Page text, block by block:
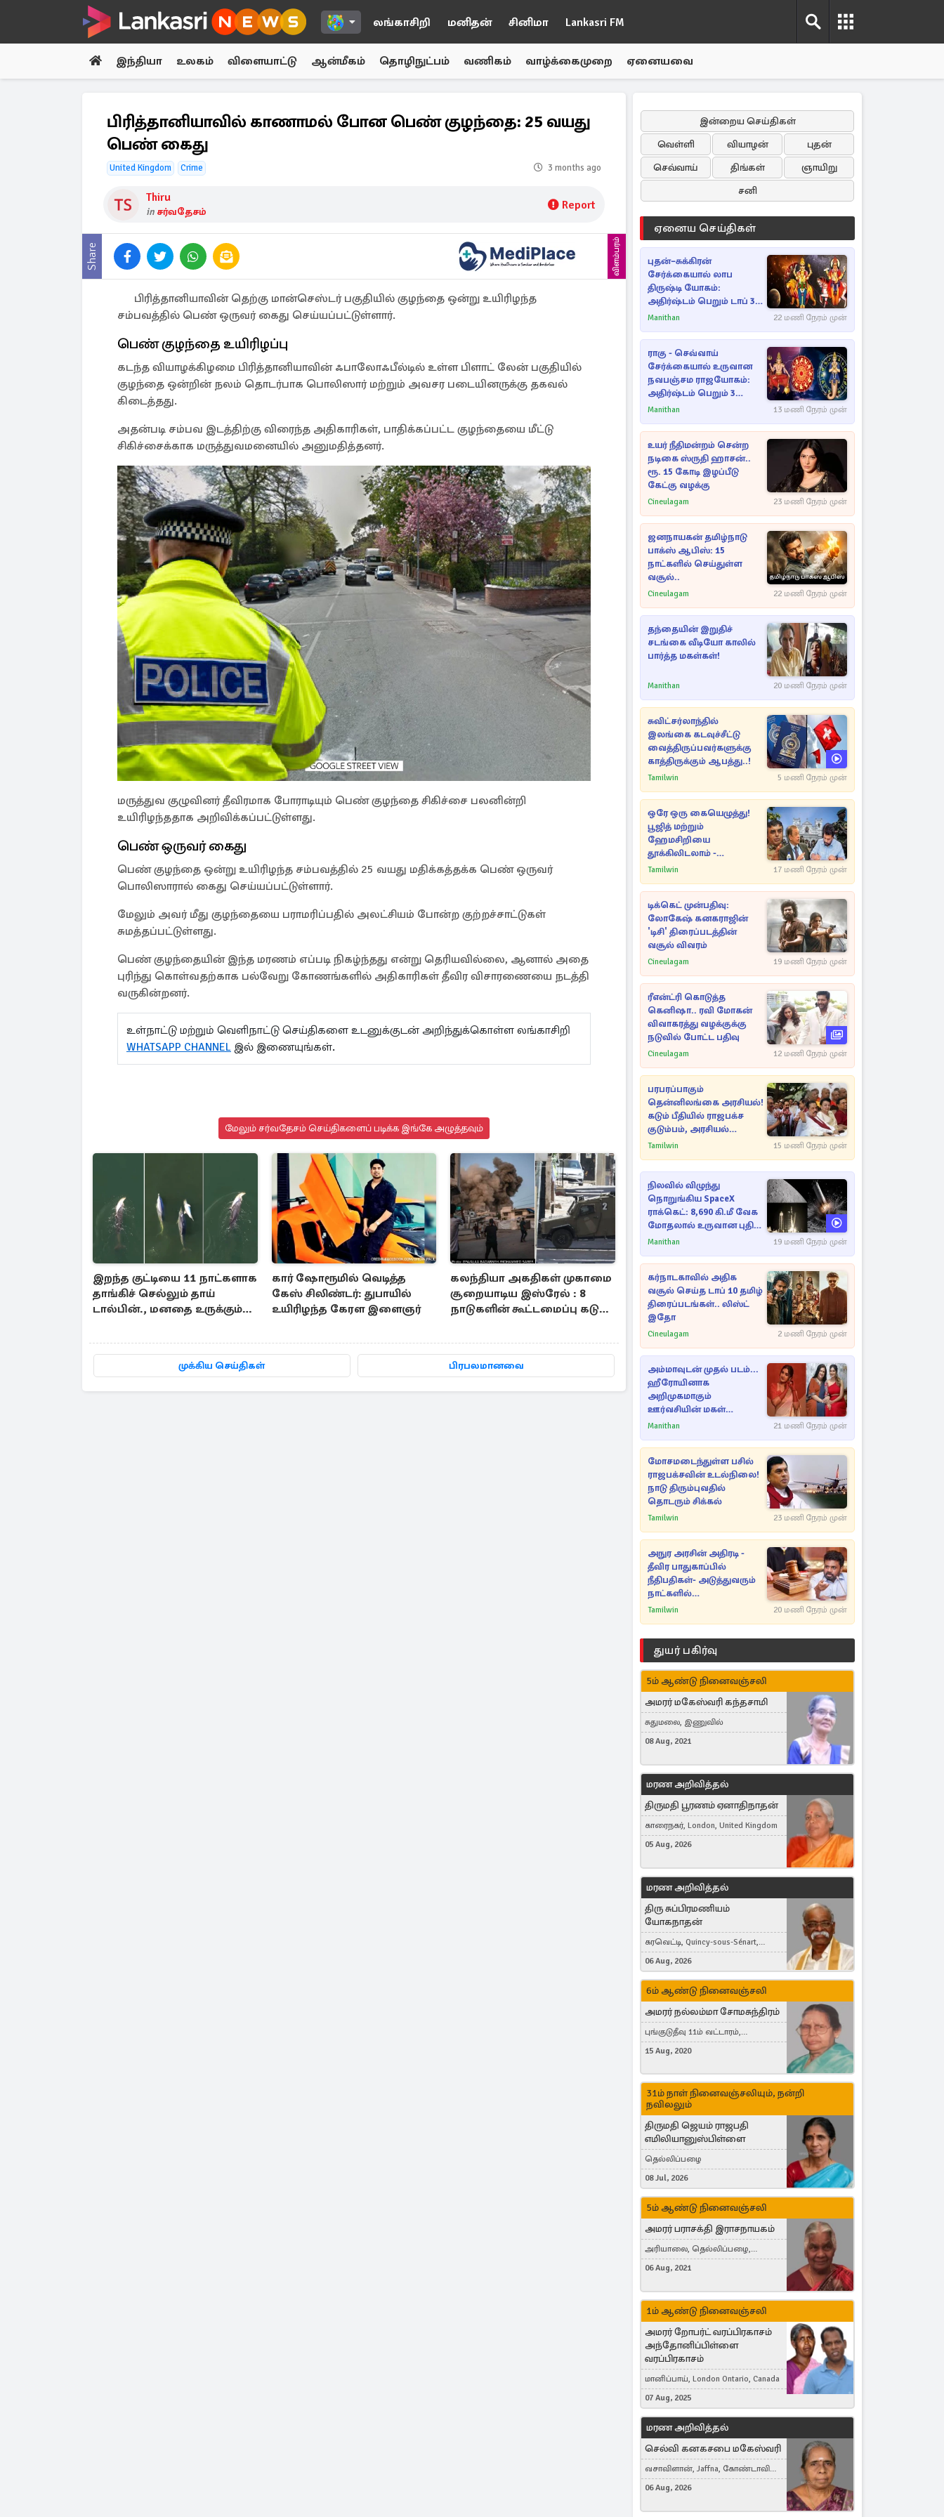
லங்காசிறி மனிதன் சினிமா Lankasri FM
இந்தியா உலகம் விளையாட்டு ஆன்மீகம் தொழிநுட்பம் வணிகம் வாழ்க்கைமுறை ஏனையவை
பிரித்தானியாவில் காணாமல் போன பெண் குழந்தை: 25 வயது
பெண் கைது
United Kingdom Crime 3 months ago
Thiru
in சர்வதேசம் Report
Share விளம்பரம்
பிரித்தானியாவின் தெற்கு மான்செஸ்டர் பகுதியில் குழந்தை ஒன்று உயிரிழந்த
சம்பவத்தில் பெண் ஒருவர் கைது செய்யப்பட்டுள்ளார்.
பெண் குழந்தை உயிரிழப்பு
கடந்த வியாழக்கிழமை பிரித்தானியாவின் ஃபாலோஃபீல்டில் உள்ள பிளாட் லேன் பகுதியில்
குழந்தை ஒன்றின் நலம் தொடர்பாக பொலிஸார் மற்றும் அவசர படையினருக்கு தகவல்
கிடைத்தது.
அதன்படி சம்பவ இடத்திற்கு விரைந்த அதிகாரிகள், பாதிக்கப்பட்ட குழந்தையை மீட்டு
சிகிச்சைக்காக மருத்துவமனையில் அனுமதித்தனர்.
மருத்துவ குழுவினர் தீவிரமாக போராடியும் பெண் குழந்தை சிகிச்சை பலனின்றி
உயிரிழந்ததாக அறிவிக்கப்பட்டுள்ளது.
பெண் ஒருவர் கைது
பெண் குழந்தை ஒன்று உயிரிழந்த சம்பவத்தில் 25 வயது மதிக்கத்தக்க பெண் ஒருவர்
பொலிஸாரால் கைது செய்யப்பட்டுள்ளார்.
மேலும் அவர் மீது குழந்தையை பராமரிப்பதில் அலட்சியம் போன்ற குற்றச்சாட்டுகள்
சுமத்தப்பட்டுள்ளது.
பெண் குழந்தையின் இந்த மரணம் எப்படி நிகழ்ந்தது என்று தெரியவில்லை, ஆனால் அதை
புரிந்து கொள்வதற்காக பல்வேறு கோணங்களில் அதிகாரிகள் தீவிர விசாரணையை நடத்தி
வருகின்றனர்.
உள்நாட்டு மற்றும் வெளிநாட்டு செய்திகளை உடனுக்குடன் அறிந்துக்கொள்ள லங்காசிறி
WHATSAPP CHANNEL இல் இணையுங்கள்.
மேலும் சர்வதேசம் செய்திகளைப் படிக்க இங்கே அழுத்தவும்
இறந்த குட்டியை 11 நாட்களாக
தாங்கிச் செல்லும் தாய்
டால்பின்., மனதை உருக்கும்
கார் ஷோரூமில் வெடித்த
கேஸ் சிலிண்டர்: துபாயில்
உயிரிழந்த கேரள இளைஞர்
கலந்தியா அகதிகள் முகாமை
சூறையாடிய இஸ்ரேல் : 8
நாடுகளின் கூட்டமைப்பு கடும்
முக்கிய செய்திகள் பிரபலமானவை
இன்றைய செய்திகள்
வெள்ளி
வியாழன்
புதன்
செவ்வாய்
திங்கள்
ஞாயிறு
சனி
ஏனைய செய்திகள்
புதன்–சுக்கிரன்
சேர்க்கையால் லாப
திருஷ்டி யோகம்:
அதிர்ஷ்டம் பெறும் டாப் 3
ராசிகள்!
Manithan 22 மணி நேரம் முன்
ராகு - செவ்வாய்
சேர்க்கையால் உருவான
நவபஞ்சம ராஜயோகம்:
அதிர்ஷ்டம் பெறும் 3
ராசிகள்!
Manithan 13 மணி நேரம் முன்
உயர் நீதிமன்றம் சென்ற
நடிகை ஸ்ருதி ஹாசன்..
ரூ. 15 கோடி இழப்பீடு
கேட்கு வழக்கு
Cineulagam 23 மணி நேரம் முன்
ஜனநாயகன் தமிழ்நாடு
பாக்ஸ் ஆபிஸ்: 15
நாட்களில் செய்துள்ள
வசூல்..
Cineulagam 22 மணி நேரம் முன்
தந்தையின் இறுதிச்
சடங்கை வீடியோ காலில்
பார்த்த மகள்கள்!
Manithan 20 மணி நேரம் முன்
சுவிட்சர்லாந்தில்
இலங்கை கடவுச்சீட்டு
வைத்திருப்பவர்களுக்கு
காத்திருக்கும் ஆபத்து..!
Tamilwin 5 மணி நேரம் முன்
ஒரே ஒரு கையெழுத்து!
பூஜித் மற்றும்
ஹேமசிறியை
தூக்கிலிடலாம் -
அநுரவுக்குச் சென்ற
Tamilwin 17 மணி நேரம் முன்
டிக்கெட் முன்பதிவு:
லோகேஷ் கனகராஜின்
'டிசி' திரைப்படத்தின்
வசூல் விவரம்
Cineulagam 19 மணி நேரம் முன்
ரீஎன்ட்ரி கொடுத்த
கெனிஷா.. ரவி மோகன்
விவாகரத்து வழக்குக்கு
நடுவில் போட்ட பதிவு
Cineulagam 12 மணி நேரம் முன்
பரபரப்பாகும்
தென்னிலங்கை அரசியல்!
கடும் பீதியில் ராஜபக்ச
குடும்பம், அரசியல்
நட்புகள்
Tamilwin 15 மணி நேரம் முன்
நிலவில் விழுந்து
நொறுங்கிய SpaceX
ராக்கெட்: 8,690 கி.மீ வேக
மோதலால் உருவான புதிய
பள்ளம்!
Manithan 19 மணி நேரம் முன்
கர்நாடகாவில் அதிக
வசூல் செய்த டாப் 10 தமிழ்
திரைப்படங்கள்.. லிஸ்ட்
இதோ
Cineulagam 2 மணி நேரம் முன்
அம்மாவுடன் முதல் படம்...
ஹீரோயினாக
அறிமுகமாகும்
ஊர்வசியின் மகள்
தேஜலட்சுமி!
Manithan 21 மணி நேரம் முன்
மோசமடைந்துள்ள பசில்
ராஜபக்சவின் உடல்நிலை!
நாடு திரும்புவதில்
தொடரும் சிக்கல்
Tamilwin 23 மணி நேரம் முன்
அநுர அரசின் அதிரடி -
தீவிர பாதுகாப்பில்
நீதிபதிகள்- அடுத்துவரும்
நாட்களில்
அம்பலமாகவுள்ள ரகசியம்
Tamilwin 20 மணி நேரம் முன்
துயர் பகிர்வு
5ம் ஆண்டு நினைவஞ்சலி
அமரர் மகேஸ்வரி கந்தசாமி
சுதுமலை, இணுவில்
08 Aug, 2021
மரண அறிவித்தல்
திருமதி பூரணம் ஏனாதிநாதன்
காரைநகர், London, United Kingdom
05 Aug, 2026
மரண அறிவித்தல்
திரு சுப்பிரமணியம்
யோகநாதன்
கரவெட்டி, Quincy-sous-Sénart,
France
06 Aug, 2026
6ம் ஆண்டு நினைவஞ்சலி
அமரர் நல்லம்மா சோமசுந்திரம்
புங்குடுதீவு 11ம் வட்டாரம்,
கொட்டாஞ்சேனை
15 Aug, 2020
31ம் நாள் நினைவஞ்சலியும், நன்றி
நவிலலும்
திருமதி ஜெயம் ராஜபதி
எமிலியானுஸ்பிள்ளை
தெல்லிப்பழை
08 Jul, 2026
5ம் ஆண்டு நினைவஞ்சலி
அமரர் பராசக்தி இராசநாயகம்
அரியாலை, தெல்லிப்பழை,
Montreal, Canada
06 Aug, 2021
1ம் ஆண்டு நினைவஞ்சலி
அமரர் றோபர்ட் வரப்பிரகாசம்
அந்தோனிப்பிள்ளை
வரப்பிரகாசம்
மானிப்பாய், London Ontario, Canada
07 Aug, 2025
மரண அறிவித்தல்
செல்வி கனகசபை மகேஸ்வரி
வசாவிளான், Jaffna, கோண்டாவில்
கிழக்கு
06 Aug, 2026